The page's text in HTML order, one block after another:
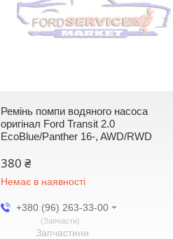
Ремінь помпи водяного насоса
оригінал Ford Transit 2.0
EcoBlue/Panther 16-, AWD/RWD
380 ₴
Немає в наявності
+380 (96) 263-33-00
Запчасти
Запчастини